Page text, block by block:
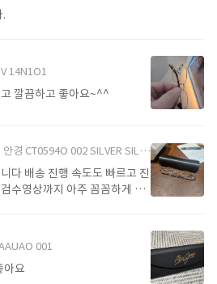
14N1O1
깔끔하고 좋아요~^^
002 SILVER SILVER TRANSPARENT
다 배송 진행 속도도 빠르고 진
수영상까지 아주 꼼꼼하게 찍
001
아요